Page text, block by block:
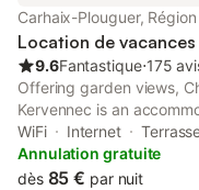
Carhaix-Plouguer,
Location de
9.6Fantastique⋅175
Offering garden views,
Kervennec is an
from Pleyben Parish
Parish Close.
WiFi Internet
Annulation gratuite
dès 85 € par nuit